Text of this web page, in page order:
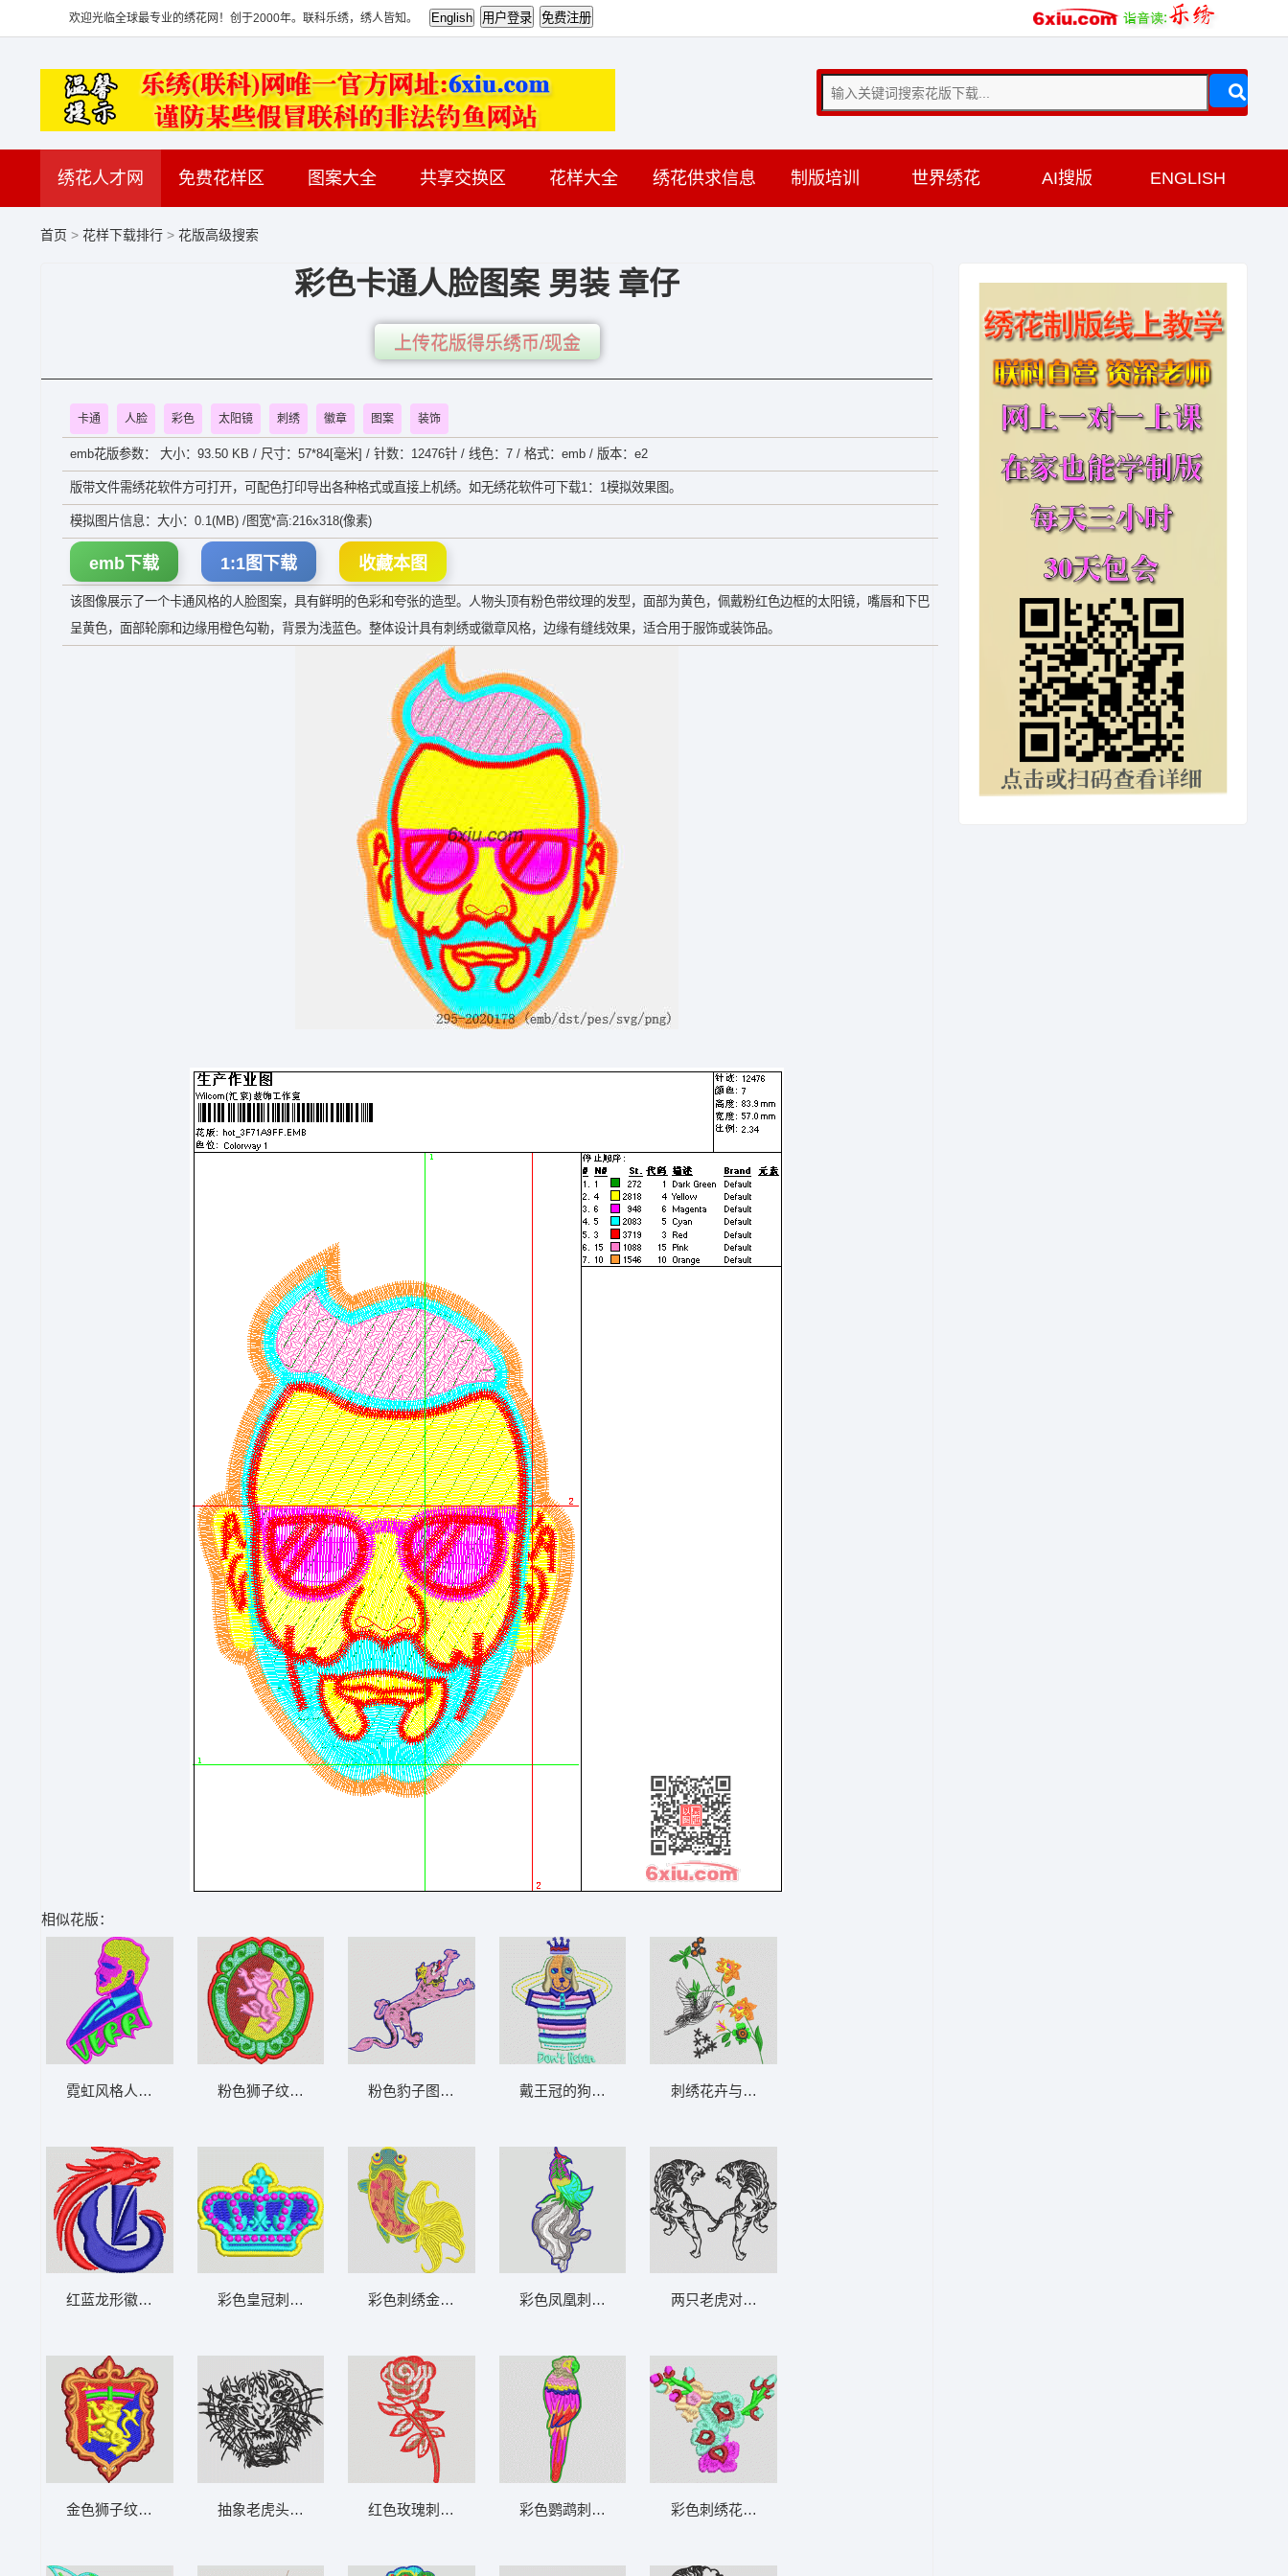
欢迎光临全球最专业的绣花网！创于2000年。联科乐绣，绣人皆知。
绣花人才网 免费花样区 图案大全 共享交换区 花样大全 绣花供求信息 制版培训 世界绣花 AI搜版 ENGLISH
首页 > 花样下载排行 > 花版高级搜索
彩色卡通人脸图案 男装 章仔
上传花版得乐绣币/现金
卡通 人脸 彩色 太阳镜 刺绣 徽章 图案 装饰
emb花版参数： 大小：93.50 KB / 尺寸：57*84[毫米] / 针数：12476针 / 线色：7 / 格式：emb / 版本：e2
版带文件需绣花软件方可打开，可配色打印导出各种格式或直接上机绣。如无绣花软件可下载1：1模拟效果图。
模拟图片信息：大小：0.1(MB) /图宽*高:216x318(像素)
emb下载 1:1图下载 收藏本图
该图像展示了一个卡通风格的人脸图案，具有鲜明的色彩和夸张的造型。人物头顶有粉色带纹理的发型，面部为黄色，佩戴粉红色边框的太阳镜，嘴唇和下巴
呈黄色，面部轮廓和边缘用橙色勾勒，背景为浅蓝色。整体设计具有刺绣或徽章风格，边缘有缝线效果，适合用于服饰或装饰品。
相似花版：
霓虹风格人物徽章 男装 章仔
红蓝龙形徽章图案 龙
金色狮子纹章徽章 男装 章仔
粉色狮子纹章徽章 男装 章仔
彩色皇冠刺绣图案 王冠
抽象老虎头像图案 虎头
粉色豹子图案 豹子
彩色刺绣金鱼图案 鲤鱼
红色玫瑰刺绣图案 靓花
戴王冠的狗狗卡通形象 狗头
彩色凤凰刺绣图案 鸟
彩色鹦鹉刺绣图案 鸟
刺绣花卉与飞鸟图案 鹤
两只老虎对峙图案 老虎
彩色刺绣花卉图案 简单花